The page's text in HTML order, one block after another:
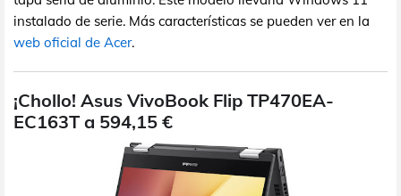
instalado de serie. Más características se pueden ver en la
web oficial de Acer.
¡Chollo! Asus VivoBook Flip TP470EA-
EC163T a 594,15 €